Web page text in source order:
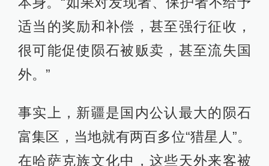
适当的奖励和补偿，甚至强行征收，
很可能促使陨石被贩卖，甚至流失国
外。”
事实上，新疆是国内公认最大的陨石
富集区，当地就有两百多位“猎星人”。
在哈萨克族文化中，这些天外来客被